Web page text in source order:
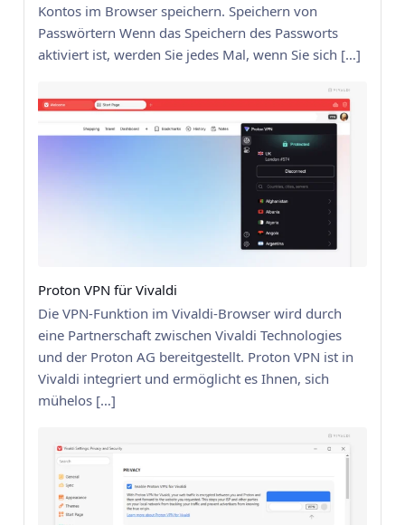
Kontos im Browser speichern. Speichern von
Passwörtern Wenn das Speichern des Passworts
aktiviert ist, werden Sie jedes Mal, wenn Sie sich […]
Proton VPN für Vivaldi
Die VPN-Funktion im Vivaldi-Browser wird durch
eine Partnerschaft zwischen Vivaldi Technologies
und der Proton AG bereitgestellt. Proton VPN ist in
Vivaldi integriert und ermöglicht es Ihnen, sich
mühelos […]